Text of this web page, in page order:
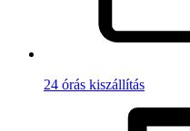
24 órás kiszállítás